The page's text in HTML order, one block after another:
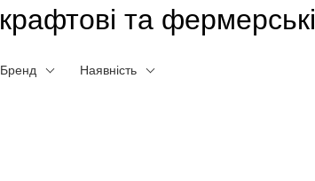
крафтові та
Бренд Наявність